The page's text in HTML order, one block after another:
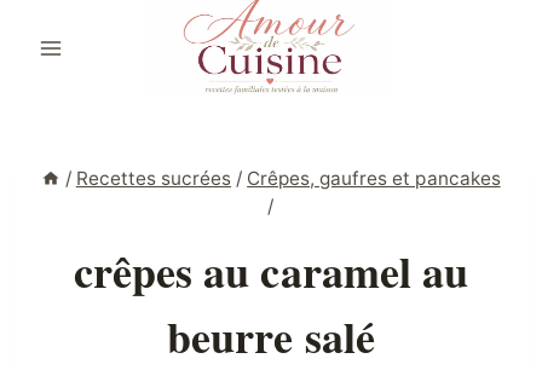
/ Recettes sucrées / Crêpes, gaufres et pancakes
/
crêpes au caramel au
beurre salé